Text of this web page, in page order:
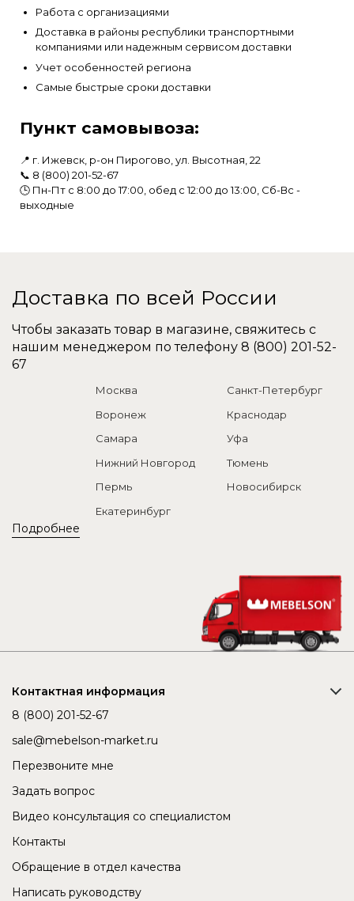
Работа с организациями
Доставка в районы республики транспортными
компаниями или надежным сервисом доставки
Учет особенностей региона
Самые быстрые сроки доставки
Пункт самовывоза:
📍 г. Ижевск, р-он Пирогово, ул. Высотная, 22
📞 8 (800) 201-52-67
🕒 Пн-Пт с 8:00 до 17:00, обед с 12:00 до 13:00, Сб-Вс -
выходные
Доставка по всей России
Чтобы заказать товар в магазине, свяжитесь с
нашим менеджером по телефону 8 (800) 201-52-
67
Подробнее
Москва
Санкт-Петербург
Воронеж
Краснодар
Самара
Уфа
Нижний Новгород
Тюмень
Пермь
Новосибирск
Екатеринбург
Контактная информация
8 (800) 201-52-67
sale@mebelson-market.ru
Перезвоните мне
Задать вопрос
Видео консультация со специалистом
Контакты
Обращение в отдел качества
Написать руководству